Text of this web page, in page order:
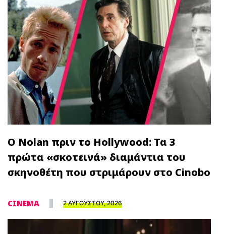
Ο Nolan πριν το Hollywood: Τα 3
πρώτα «σκοτεινά» διαμάντια του
σκηνοθέτη που στριμάρουν στο Cinobo
CINEMA 2 ΑΥΓΟΥΣΤΟΥ, 2026